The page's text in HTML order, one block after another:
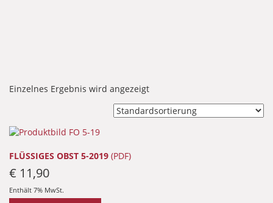
Einzelnes Ergebnis wird angezeigt
FLÜSSIGES OBST 5-2019 (PDF)
€ 11,90
Enthält 7% MwSt.